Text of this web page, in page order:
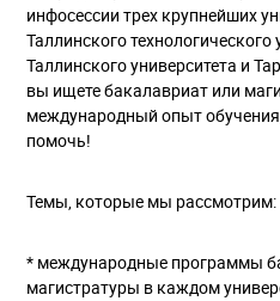
инфосессии трех крупнейших
Таллинского технологического
Таллинского университета и
вы ищете бакалавриат или
международный опыт
помочь!
Темы, которые мы рассмотрим:
* международные программы
магистратуры в каждом